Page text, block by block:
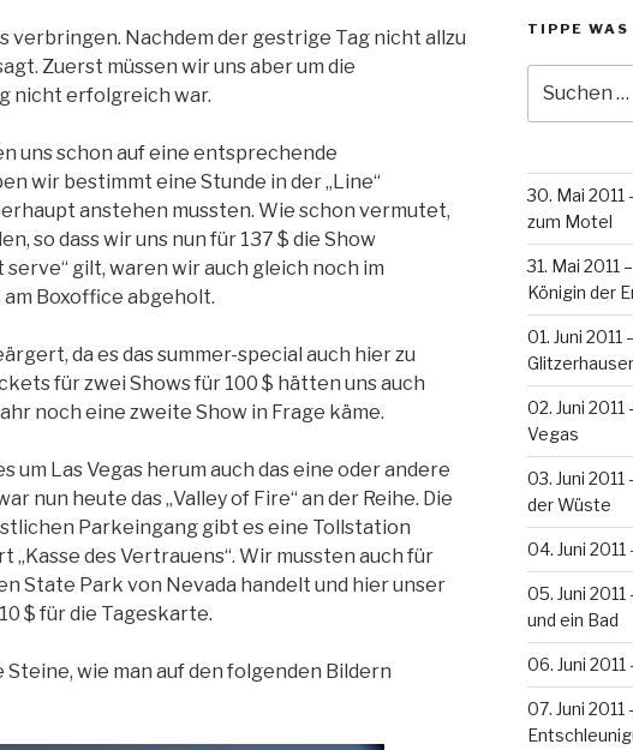
verbringen. Nachdem der gestrige Tag nicht allzu
Zuerst müssen wir uns aber um die
nicht erfolgreich war.
uns schon auf eine entsprechende
wir bestimmt eine Stunde in der „Line“
anstehen mussten. Wie schon vermutet,
so dass wir uns nun für 137 $ die Show
gilt, waren wir auch gleich noch im
Boxoffice abgeholt.
da es das summer-special auch hier zu
für zwei Shows für 100 $ hätten uns auch
noch eine zweite Show in Frage käme.
Las Vegas herum auch das eine oder andere
nun heute das „Valley of Fire“ an der Reihe. Die
Parkeingang gibt es eine Tollstation
des Vertrauens“. Wir mussten auch für
State Park von Nevada handelt und hier unser
$ für die Tageskarte.
wie man auf den folgenden Bildern
TIPPE WAS
nach:
30. Mai 2011
zum Motel
31. Mai 2011
Königin der
01. Juni 2011
02. Juni 2011
Vegas
03. Juni 2011
der Wüste
04. Juni
05. Juni
und ein Bad
06. Juni 2011
07. Juni 2011